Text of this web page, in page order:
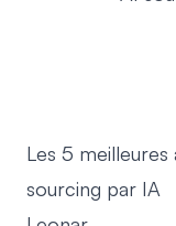
Les 5
sourcing par IA